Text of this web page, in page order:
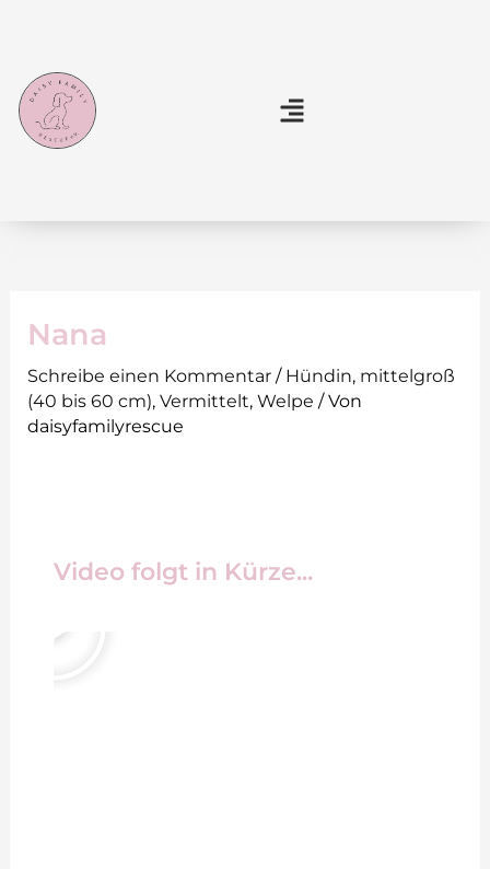
springen
Nana
Schreibe einen Kommentar / Hündin, mittelgroß
(40 bis 60 cm), Vermittelt, Welpe / Von
daisyfamilyrescue
Video folgt in Kürze...
A